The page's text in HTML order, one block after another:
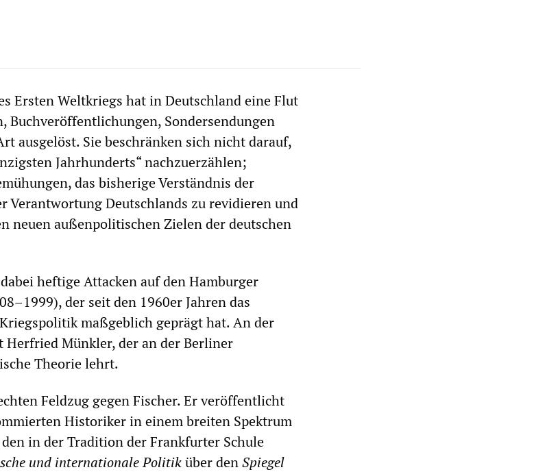
Ersten Weltkriegs hat in Deutschland eine Flut
Buchveröffentlichungen, Sondersendungen
ausgelöst. Sie beschränken sich nicht darauf,
Jahrhunderts“ nachzuerzählen;
das bisherige Verständnis der
Verantwortung Deutschlands zu revidieren und
neuen außenpolitischen Zielen der deutschen
heftige Attacken auf den Hamburger
der seit den 1960er Jahren das
maßgeblich geprägt hat. An der
Herfried Münkler, der an der Berliner
Theorie lehrt.
Feldzug gegen Fischer. Er veröffentlicht
Historiker in einem breiten Spektrum
in der Tradition der Frankfurter Schule
und internationale Politiküber denSpiegel